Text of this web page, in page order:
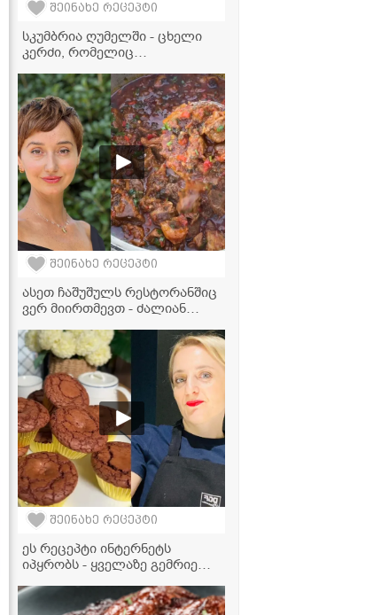
შეინახე რეცეპტი
სკუმბრია ღუმელში - ცხელი
კერძი, რომელიც
დაამშვენებს
შეინახე რეცეპტი
ასეთ ჩაშუშულს რესტორანშიც
ვერ მიირთმევთ - ძალიან
რეცეპტი, რომელიც ყველამ
უნდა იცოდეს!
შეინახე რეცეპტი
ეს რეცეპტი ინტერნეტს
იპყრობს - ყველაზე გემრიელი